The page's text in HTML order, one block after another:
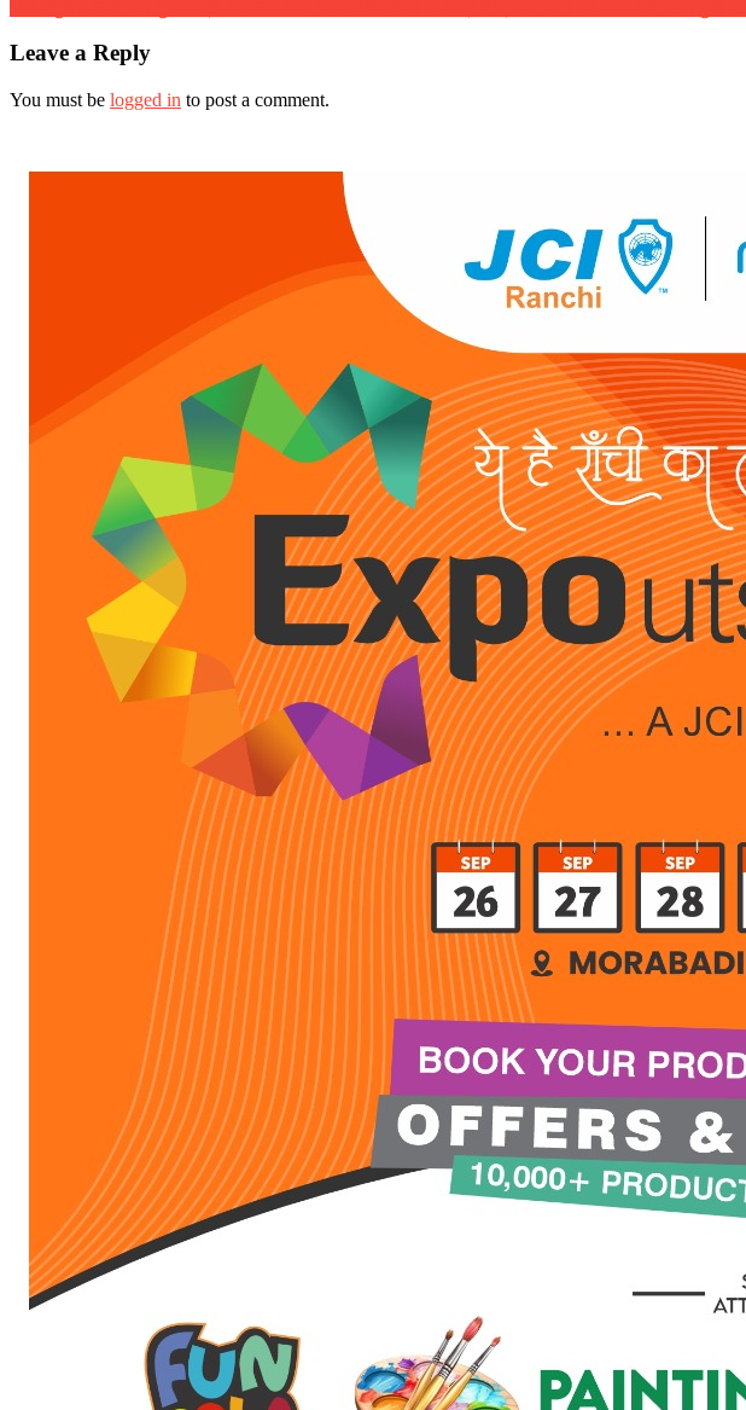
Leave a Reply
You must be logged in to post a comment.